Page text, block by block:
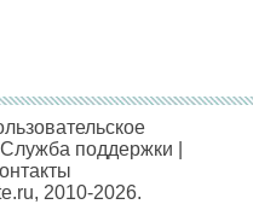
Служба поддержки
2010-2026.